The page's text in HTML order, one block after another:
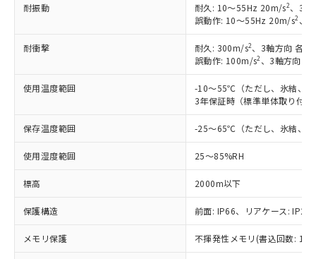
耐振動 耐久: 10～55Hz 20m/s2、3軸
誤動作: 10～55Hz 20m/s2 、3
耐衝撃 耐久: 300m/s2、3軸方向 各3
誤動作: 100m/s2 、3軸方向 各
使用温度範囲
-10～55℃（ただし、氷結、
3年保証時（標準単体取り付
保存温度範囲 -25～65℃（ただし、氷結、
使用湿度範囲 25～85%RH
標高 2000m以下
保護構造 前面: IP66、リアケース: IP20
メモリ保護 不揮発性メモリ(書込回数: